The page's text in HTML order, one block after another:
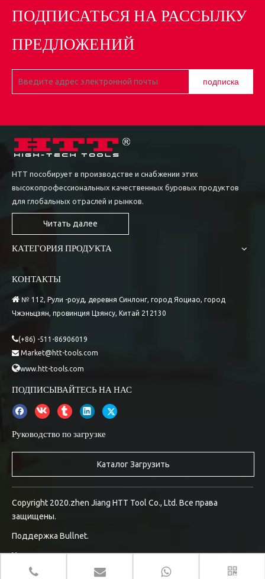
ПОДПИСАТЬСЯ НА РАССЫЛКУ
ПРЕДЛОЖЕНИЙ
подписка
HTT пособирует в производстве и снабжении этих
высокопрофессиональных качественных буровых продуктов
для глобальных отраслей и рынков.
Читать далее
КАТЕГОРИЯ ПРОДУКТА
КОНТАКТЫ
 № 112, Рули -роуд, деревня Синлонг, город Яоциао, город
Чжэньцзян, провинция Цзянсу, Китай 212130
(+86) -511-86906019
 Market@htt-tools.com
www.htt-tools.com
ПОДПИСЫВАЙТЕСЬ НА НАС
Руководство по загрузке
Каталог Загрузить
Copyright 2020.zhen Jiang HTT Tool Co., Ltd. Все права
защищены.
Поддержка Bullnet.
Управление входом